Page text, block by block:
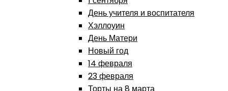
День учителя и воспитателя
Хэллоуин
День Матери
Новый год
14 февраля
23 февраля
Торты на 8 марта